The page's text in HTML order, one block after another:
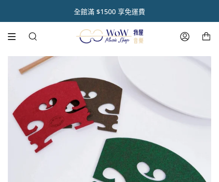
熱銷新品🌟呼乾啦樂器除濕組🌟限時享95折優惠
全館滿 $1500 享免運費
熱銷商品✨ 魔鏡樂器拋光膏🪞
音樂人送禮首選【禮盒優惠套組 🎁】
註冊官網會員 【領取點數1000點】🌟
搜
帳